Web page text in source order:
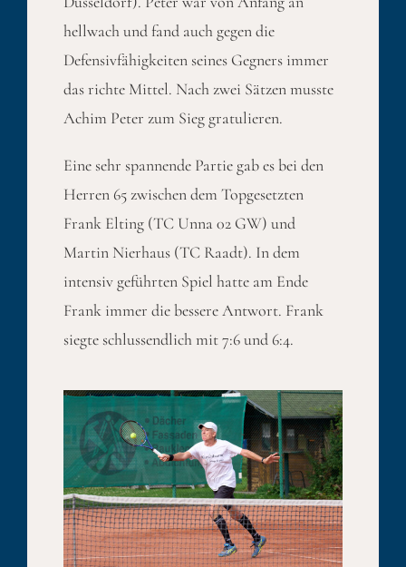
hellwach und fand auch gegen die
Defensivfähigkeiten seines Gegners immer
das richte Mittel. Nach zwei Sätzen musste
Achim Peter zum Sieg gratulieren.
Eine sehr spannende Partie gab es bei den
Herren 65 zwischen dem Topgesetzten
Frank Elting (TC Unna 02 GW) und
Martin Nierhaus (TC Raadt). In dem
intensiv geführten Spiel hatte am Ende
Frank immer die bessere Antwort. Frank
siegte schlussendlich mit 7:6 und 6:4.